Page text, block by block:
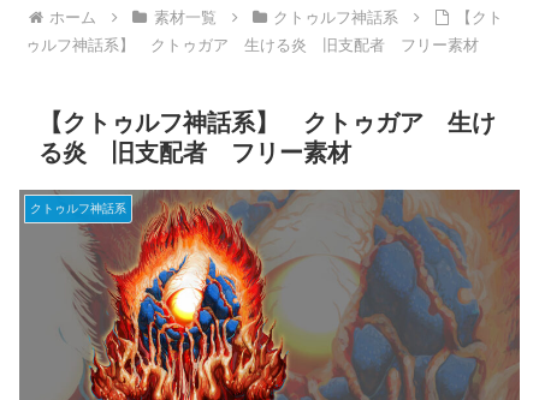
ホーム 素材一覧 クトゥルフ神話系
【クト
ゥルフ神話系】 クトゥガア 生ける炎 旧支配者 フリー素材
【クトゥルフ神話系】 クトゥガア 生け
る炎 旧支配者 フリー素材
クトゥルフ神話系